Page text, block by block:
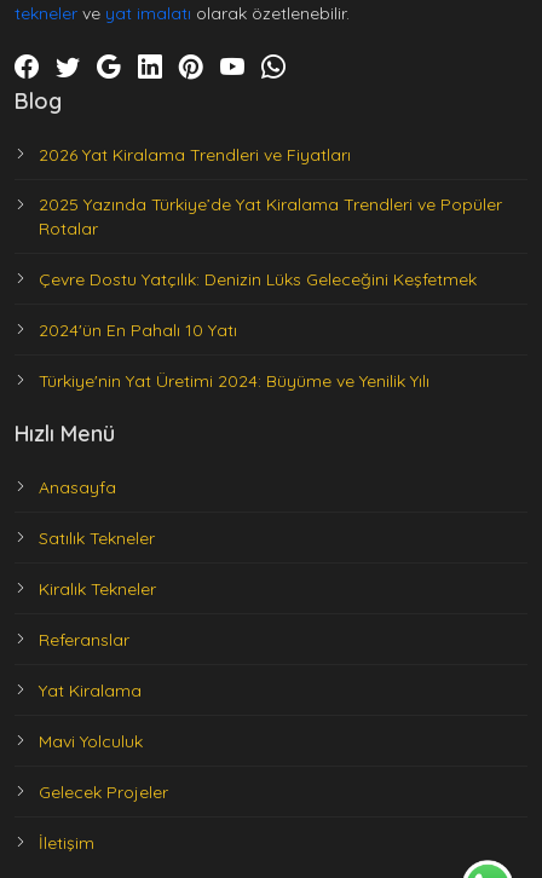
tekneler ve yat imalatı olarak özetlenebilir.
Blog
2026 Yat Kiralama Trendleri ve Fiyatları
2025 Yazında Türkiye’de Yat Kiralama Trendleri ve Popüler
Rotalar
Çevre Dostu Yatçılık: Denizin Lüks Geleceğini Keşfetmek
2024'ün En Pahalı 10 Yatı
Türkiye'nin Yat Üretimi 2024: Büyüme ve Yenilik Yılı
Hızlı Menü
Anasayfa
Satılık Tekneler
Kiralık Tekneler
Referanslar
Yat Kiralama
Mavi Yolculuk
Gelecek Projeler
İletişim